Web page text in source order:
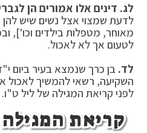
לג. דינים אלו אמורים הן
לדעת שמצוי אצל נשים שיש להן
מאוחר, מטפלות בילדים וכו'],
לטעום אך לא לאכול.
לד. בן כרך שנמצא בעיר ביום
השקיעה, רשאי להמשיך
לפני קריאת המגילה של ליל ט"ו.
קריאת המגילה